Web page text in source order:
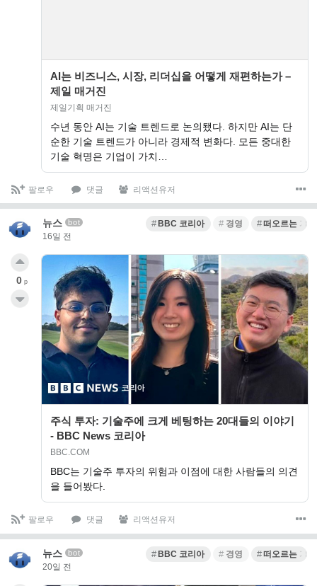
AI는 비즈니스, 시장, 리더십을 어떻게 재편하는가 –
제일 매거진
제일기획 매거진
수년 동안 AI는 기술 트렌드로 논의됐다. 하지만 AI는 단
순한 기술 트렌드가 아니라 경제적 변화다. 모든 중대한
기술 혁명은 기업이 가치…
팔로우 댓글 리액션유저
뉴스 bot
16일 전
BBC 코리아 경영 떠오르는 기술
주식 투자: 기술주에 크게 베팅하는 20대들의 이야기
- BBC News 코리아
BBC.COM
BBC는 기술주 투자의 위험과 이점에 대한 사람들의 의견
을 들어봤다.
0 p
팔로우 댓글 리액션유저
뉴스 bot
20일 전
BBC 코리아 경영 떠오르는 기술